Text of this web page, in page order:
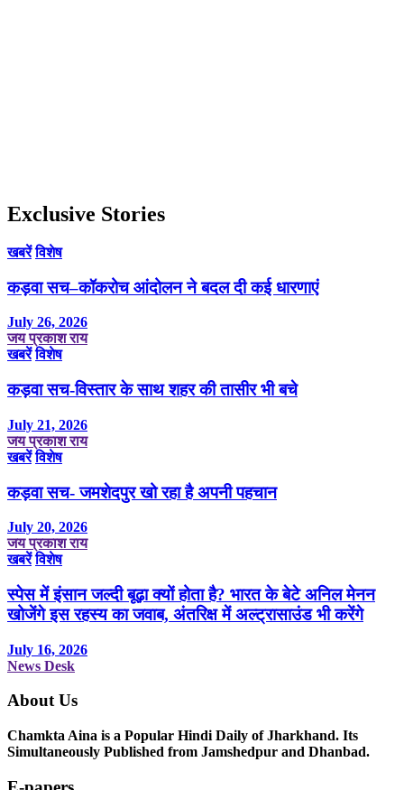
Exclusive Stories
खबरें विशेष
कड़वा सच–कॉकरोच आंदोलन ने बदल दी कई धारणाएं
July 26, 2026
जय प्रकाश राय
खबरें विशेष
कड़वा सच-विस्तार के साथ शहर की तासीर भी बचे
July 21, 2026
जय प्रकाश राय
खबरें विशेष
कड़वा सच- जमशेदपुर खो रहा है अपनी पहचान
July 20, 2026
जय प्रकाश राय
खबरें विशेष
स्पेस में इंसान जल्दी बूढ़ा क्यों होता है? भारत के बेटे अनिल मेनन
खोजेंगे इस रहस्य का जवाब, अंतरिक्ष में अल्ट्रासाउंड भी करेंगे
July 16, 2026
News Desk
About Us
Chamkta Aina is a Popular Hindi Daily of Jharkhand. Its
Simultaneously Published from Jamshedpur and Dhanbad.